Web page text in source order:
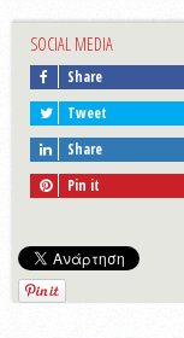
SOCIAL MEDIA
Share
Tweet
Share
Pin it